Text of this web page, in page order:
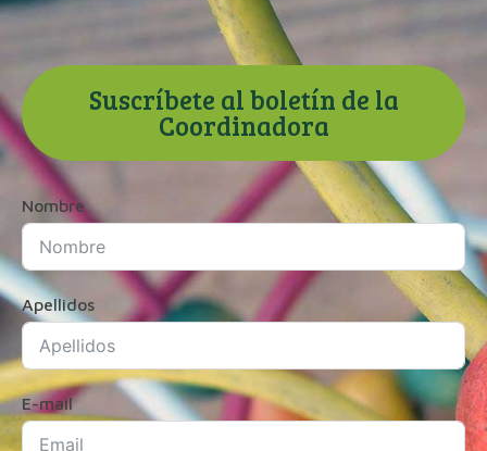
Suscríbete al boletín de la
Coordinadora
Nombre
Apellidos
E-mail